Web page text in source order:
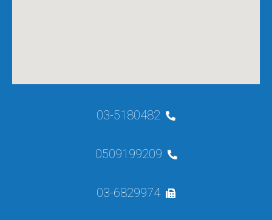
03-5180482
0509199209
03-6829974